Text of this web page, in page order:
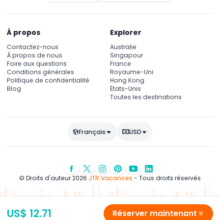
US$ 12.71 Réserver maintenant
À propos
Contactez-nous
À propos de nous
Foire aux questions
Conditions générales
Politique de confidentialité
Blog
Explorer
Australie
Singapour
France
Royaume-Uni
Hong Kong
États-Unis
Toutes les destinations
Français USD
© Droits d'auteur 2026 JTR Vacances - Tous droits réservés